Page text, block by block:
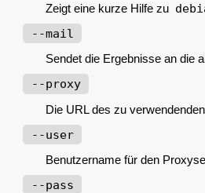
Zeigt eine kurze Hilfe zu
--mail
Sendet die Ergebnisse an die
--proxy
Die URL des zu
--user
Benutzername für den
--pass